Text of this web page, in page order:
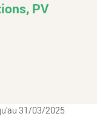
PV
31/03/2025